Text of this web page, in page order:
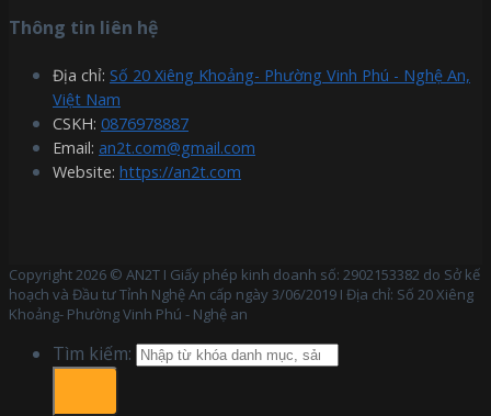
Thông tin liên hệ
Địa chỉ: Số 20 Xiêng Khoảng- Phường Vinh Phú - Nghệ An,
Việt Nam
CSKH: 0876978887
Email: an2t.com@gmail.com
Website: https://an2t.com
Copyright 2026 © AN2T I Giấy phép kinh doanh số: 2902153382 do Sở kế
hoạch và Đầu tư Tỉnh Nghệ An cấp ngày 3/06/2019 I Địa chỉ: Số 20 Xiêng
Khoảng- Phường Vinh Phú - Nghệ an
Tìm kiếm: